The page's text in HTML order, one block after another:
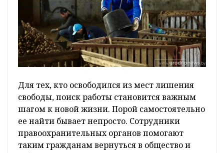
Для тех, кто освободился из мест лишения
свободы, поиск работы становится важным
шагом к новой жизни. Порой самостоятельно
ее найти бывает непросто. Сотрудники
правоохранительных органов помогают
таким гражданам вернуться в общество и